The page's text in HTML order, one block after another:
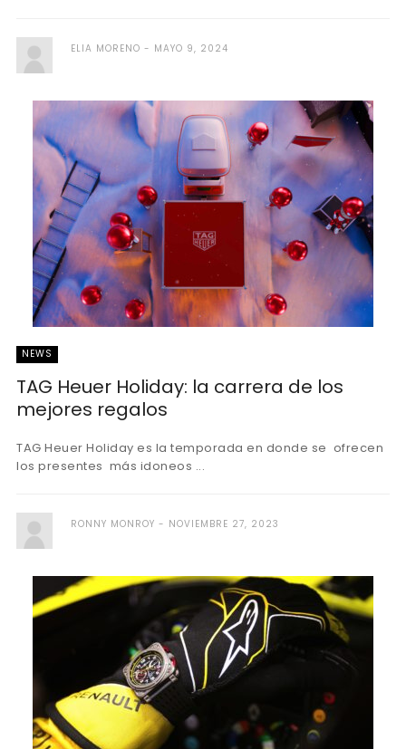
ELIA MORENO MAYO 9, 2024
NEWS
TAG Heuer Holiday: la carrera de los
mejores regalos
TAG Heuer Holiday es la temporada en donde se ofrecen
los presentes más idoneos ...
RONNY MONROY NOVIEMBRE 27, 2023